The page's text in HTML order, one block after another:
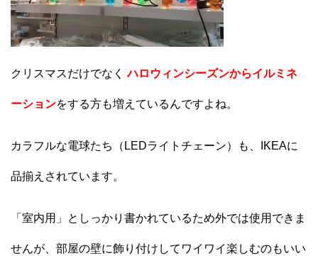
クリスマスだけでなく ハロウィンシーズンからイルミネ
ーションをする方も増えているんですよね。
カラフルな電球たち（LEDライトチェーン）も、IKEAに
品揃えされています。
「室内用」としっかり書かれているため外では使用できま
せんが、部屋の壁に飾り付けしてワイワイ楽しむのもいい